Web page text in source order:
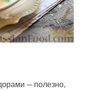
— полезно,